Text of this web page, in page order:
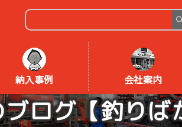
納入事例 会社案内
ログ【釣りば